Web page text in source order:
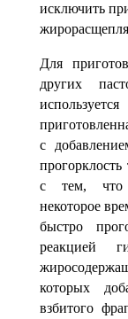
исклю­чить
Для
других
с
прогорк­лость
с тем, что
некоторое
быстро
реакцией
которых
взбитого